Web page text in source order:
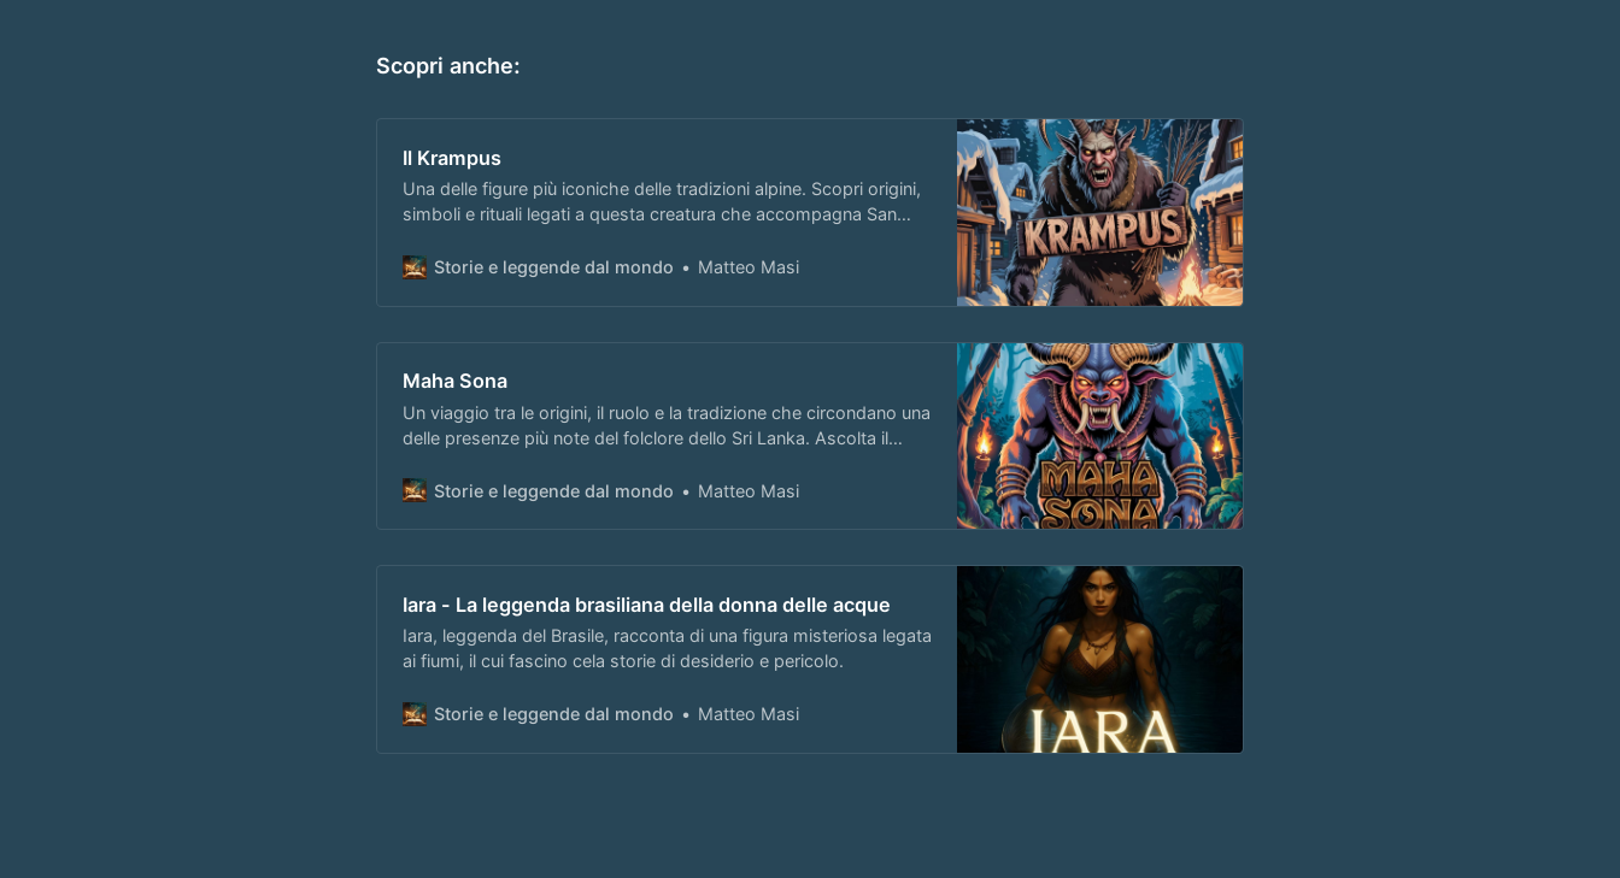
Scopri anche:
Il Krampus
Una delle figure più iconiche delle tradizioni alpine. Scopri origini,
simboli e rituali legati a questa creatura che accompagna San
Storie e leggende dal mondo
Matteo Masi
Maha Sona
Un viaggio tra le origini, il ruolo e la tradizione che circondano una
delle presenze più note del folclore dello Sri Lanka. Ascolta il
Storie e leggende dal mondo
Matteo Masi
Iara - La leggenda brasiliana della donna delle acque
Iara, leggenda del Brasile, racconta di una figura misteriosa legata
ai fiumi, il cui fascino cela storie di desiderio e pericolo.
Storie e leggende dal mondo Matteo Masi